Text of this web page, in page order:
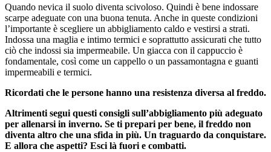
Quando nevica il suolo diventa scivoloso. Quindi è bene indossare
scarpe adeguate con una buona tenuta. Anche in queste condizioni
l’importante è scegliere un abbigliamento caldo e vestirsi a strati.
Indossa una maglia e intimo termici e soprattutto assicurati che tutto
ciò che indossi sia impermeabile. Un giacca con il cappuccio è
fondamentale, così come un cappello o un passamontagna e guanti
impermeabili e termici.
Ricordati che le persone hanno una resistenza diversa al freddo.
Altrimenti segui questi consigli sull’abbigliamento più adeguato
per allenarsi in inverno. Se ti prepari per bene, il freddo non
diventa altro che una sfida in più. Un traguardo da conquistare.
E allora che aspetti? Esci là fuori e combatti.